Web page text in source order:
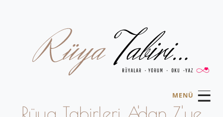
MENÜ ☰
Rüya Tabirleri A'dan Z'ye